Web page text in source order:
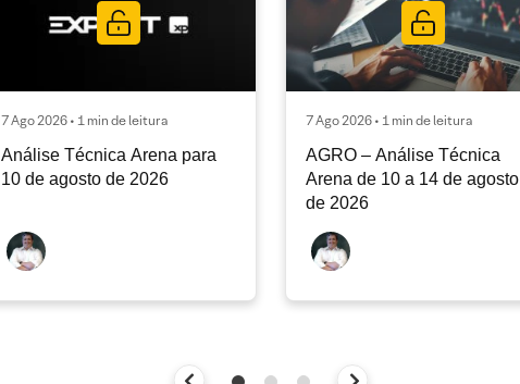
7 Ago 2026 • 1 min de leitura
Análise Técnica Arena para
10 de agosto de 2026
7 Ago 2026 • 1 min de leitura
AGRO – Análise Técnica
Arena de 10 a 14 de agosto
de 2026